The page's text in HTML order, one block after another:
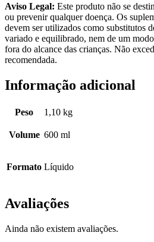
Aviso Legal: Este produto não se
ou prevenir qualquer doença. Os
devem ser utilizados como substitutos
variado e equilibrado, nem de um
fora do alcance das crianças. Não
recomendada.
Informação adicional
Peso 1,10 kg
Volume 600 ml
Formato Líquido
Avaliações
Ainda não existem avaliações.